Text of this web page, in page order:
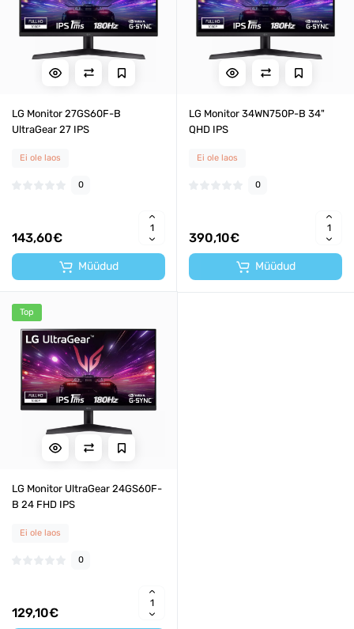
LG Monitor 27GS60F-B
UltraGear 27 IPS
Ei ole laos
0
143,60€
Müüdud
LG Monitor 34WN750P-B 34"
QHD IPS
Ei ole laos
0
390,10€
Müüdud
Top
LG Monitor UltraGear 24GS60F-
B 24 FHD IPS
Ei ole laos
0
129,10€